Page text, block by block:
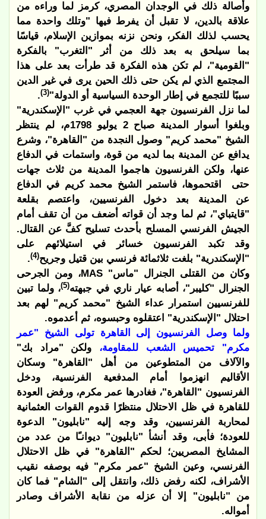
وأصالة ذلك في الوجدان المصري، كرمز لما وراءه من
علاقة بالدين، لا تقبل أن يفرط فيها "وتلك واحدة مما
يحسب لذلك الفكر، ونحن نزنه بموازين الإسلام، قياسًا
بما سيلحق به بعد ذلك من أثر "التغرب" بالفكرة
"القومية"، لم تكن هذه الفكرة قد طرأت بعد على هذا
المجتمع الذي لم يكن حتى ذلك الحين يرى في غير الدين
سببًا للتجمع في إطار الوحدة السياسية أو الدولة"(3)
.
لما نزل الفرنسيون جهة العجمي في غرب "الإسكندرية"
وبلغوا أسوار المدينة صباح 2 يوليو 1798م، لم ينتظر
الشيخ "محمد كريم" وصول النجدة من "القاهرة"، وشرع
يدافع عن المدينة بما لديه من قوة، واستمات في الدفاع
عنها، ولكن الفرنسيون هاجموا المدينة من ثلاث جهات
حتى
اقتحموها، فاستمر الشيخ محمد كريم في الدفاع
عن المدينة بعد دخول الفرنسيين، واعتصم بقلعة
"قايتباي"، ثم لما وجد أن قواته أضعف من أن تقف أمام
الجيش الفرنسي المسلح بأحدث تسليح كفَّ عن القتال.
وقد تكبد الفرنسيون خسائر في استيلائهم على
"الإسكندرية" بلغت ثلاثمائة فرنسي بين قتيل وجريح(4)
.
وكان من القتلى الجنرال "ماس" MAS، ومن الجرحى
الجنرال "كليبر"، أصابه عيار ناري في جبهته(5)
، ولما تبين
للفرنسيين استمرار عداء الشيخ "محمد كريم" لهم بعد
احتلال "الإسكندرية" اعتقلوه وحبسوه، ثم أعدموه.
ولما وصل الفرنسيون إلى القاهرة تولى الشيخ "عمر
مكرم" تحميس الشعب للمقاومة، ولكن "مراد بك"
والآلاف من المتطوعين من أهل "القاهرة" وسكان
الأقاليم انهزموا أمام المدفعية الفرنسية، ودخل
الفرنسيون "القاهرة"، فغادرها عمر مكرم، ورفض العودة
للقاهرة في ظل الاحتلال منتظرًا قدوم القوات العثمانية
لمحاربة الفرنسيين، وقد وجه إليه "نابليون" الدعوة
للعودة؛ فأبى، وقد أنشأ "نابليون" ديوانـًا من عدد من
المشايخ المصريين؛ لحكم "القاهرة" في ظل الاحتلال
الفرنسي، وعين الشيخ "عمر مكرم" فيه بوصفه نقيب
الأشراف، لكنه رفض ذلك، وانتقل إلى "الشام" فما كان
من "نابليون" إلا أن عزله من نقابة الأشراف وصادر
أمواله.